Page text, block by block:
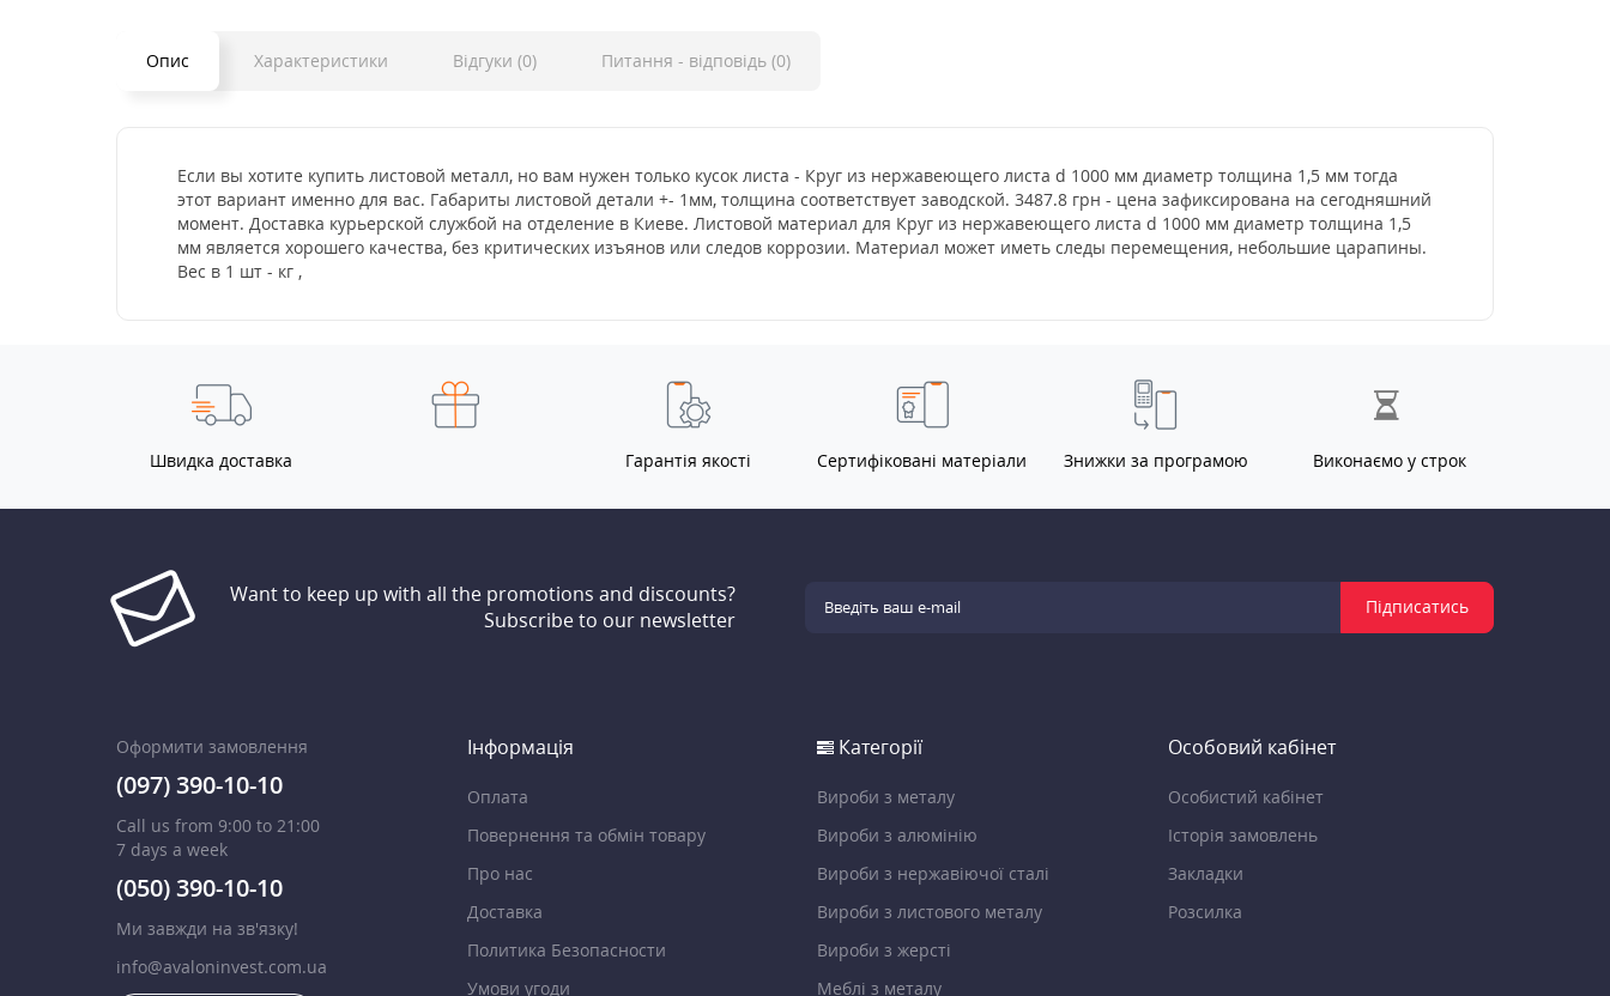
Опис Характеристики Відгуки (0) Питання - відповідь (0)
Если вы хотите купить листовой металл, но вам нужен только кусок листа - Круг из нержавеющего листа d 1000 мм диаметр толщина 1,5 мм тогда
этот вариант именно для вас. Габариты листовой детали +- 1мм, толщина соответствует заводской. 3487.8 грн - цена зафиксирована на сегодняшний
момент. Доставка курьерской службой на отделение в Киеве. Листовой материал для Круг из нержавеющего листа d 1000 мм диаметр толщина 1,5
мм является хорошего качества, без критических изъянов или следов коррозии. Материал может иметь следы перемещения, небольшие царапины.
Вес в 1 шт - кг ,
Швидка доставка Гарантія якості Сертифіковані матеріали Знижки за програмою Виконаємо у строк
Want to keep up with all the promotions and discounts?
Subscribe to our newsletter
Підписатись
Оформити замовлення
(097) 390-10-10
Call us from 9:00 to 21:00
7 days a week
(050) 390-10-10
Ми завжди на зв'язку!
info@avaloninvest.com.ua
Інформація
Оплата
Повернення та обмін товару
Про нас
Доставка
Политика Безопасности
Умови угоди
Категорії
Вироби з металу
Вироби з алюмінію
Вироби з нержавіючої сталі
Вироби з листового металу
Вироби з жерсті
Меблі з металу
Особовий кабінет
Особистий кабінет
Історія замовлень
Закладки
Розсилка